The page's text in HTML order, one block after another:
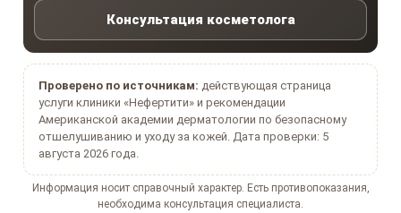
Консультация косметолога
Проверено по источникам: действующая страница
услуги клиники «Нефертити» и рекомендации
Американской академии дерматологии по безопасному
отшелушиванию и уходу за кожей. Дата проверки: 5
августа 2026 года.
Информация носит справочный характер. Есть противопоказания,
необходима консультация специалиста.